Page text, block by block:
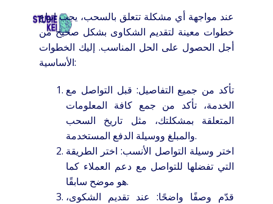
HOME OVER SCHOLEN TARIEVEN
عند مواجهة أي مشكلة تتعلق بالسحب، يجب اتباع
خطوات معينة لتقديم الشكاوى بشكل صحيح من
أجل الحصول على الحل المناسب. إليك الخطوات
الأساسية:
تأكد من جميع التفاصيل: قبل التواصل مع
الخدمة، تأكد من جمع كافة المعلومات
المتعلقة بمشكلتك، مثل تاريخ السحب
والمبلغ ووسيلة الدفع المستخدمة.
اختر وسيلة التواصل الأنسب: اختر الطريقة
التي تفضلها للتواصل مع دعم العملاء كما
هو موضح سابقًا.
قدّم وصفًا واضحًا: عند تقديم الشكوى،